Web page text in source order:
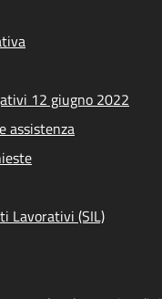
12 giugno 2022
assistenza
Lavorativi (SIL)